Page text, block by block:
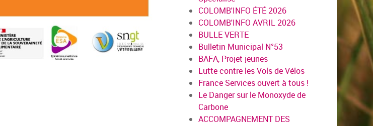
COLOMB'INFO ÉTÉ 2026
COLOMB'INFO AVRIL 2026
BULLE VERTE
Bulletin Municipal N°53
BAFA, Projet jeunes
Lutte contre les Vols de Vélos
France Services ouvert à tous !
Le Danger sur le Monoxyde de
Carbone
ACCOMPAGNEMENT DES